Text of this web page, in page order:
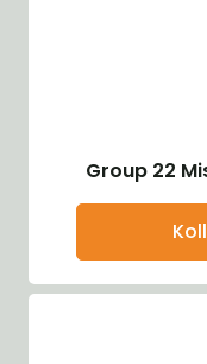
Group 22